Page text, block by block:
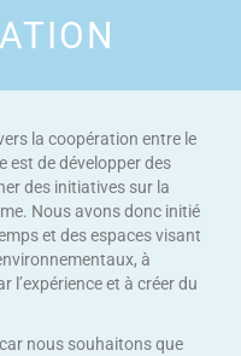
la coopération entre le
est de développer des
des initiatives sur la
Nous avons donc initié
et des espaces visant
à
l’expérience et à créer du
nous souhaitons que